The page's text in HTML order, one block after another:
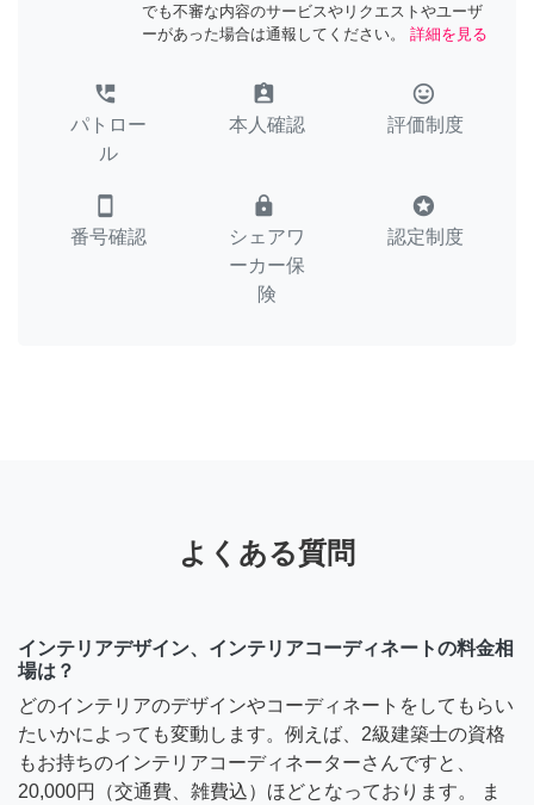
でも不審な内容のサービスやリクエストやユーザ
ーがあった場合は通報してください。
詳細を見る
perm_phone_msg
パトロー
ル
assignment_ind
本人確認
tag_faces
評価制度
smartphone
番号確認
lock
シェアワ
ーカー保
険
stars
認定制度
よくある質問
インテリアデザイン、インテリアコーディネートの料金相
場は？
どのインテリアのデザインやコーディネートをしてもらい
たいかによっても変動します。例えば、2級建築士の資格
もお持ちのインテリアコーディネーターさんですと、
20,000円（交通費、雑費込）ほどとなっております。 ま